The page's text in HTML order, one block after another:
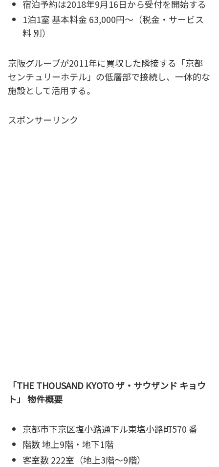
宿泊予約は2018年9月16日から受付を開始する
1泊1室 基本料金 63,000円～（税金・サービス
料 別）
京阪グループが2011年に買収した隣接する「京都
センチュリーホテル」の低層部で接続し、一体的な
施設として活用する。
スポンサーリンク
「THE THOUSAND KYOTO ザ・サウザンド キョウ
ト」 物件概要
京都市下京区塩小路通下ル東塩小路町570 番
階数 地上9階・地下1階
客室数 222室（地上3階～9階）